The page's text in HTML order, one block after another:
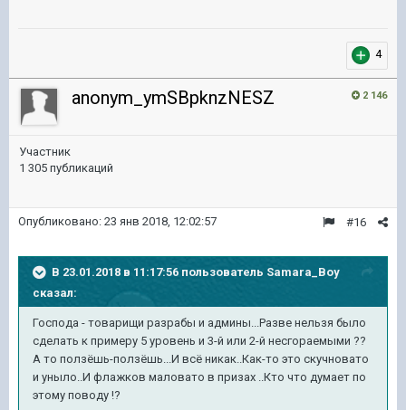
4
2 146
anonym_ymSBpknzNESZ
Участник
1 305 публикаций
#16
Опубликовано: 23 янв 2018, 12:02:57
В 23.01.2018 в 11:17:56 пользователь Samara_Boy
сказал:
Господа - товарищи разрабы и админы...Разве нельзя было
сделать к примеру 5 уровень и 3-й или 2-й несгораемыми ??
А то ползёшь-ползёшь...И всё никак..Как-то это скучновато
и уныло..И флажков маловато в призах ..Кто что думает по
этому поводу !?